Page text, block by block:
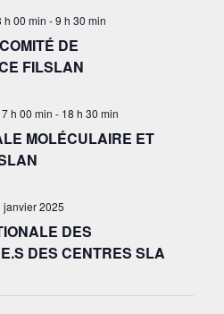
h 00 min -9 h 30 min
DE
FILSLAN
h 00 min - 18 h 30 min
MOLÉCULAIRE ET
janvier 2025
DES
DES CENTRES SLA